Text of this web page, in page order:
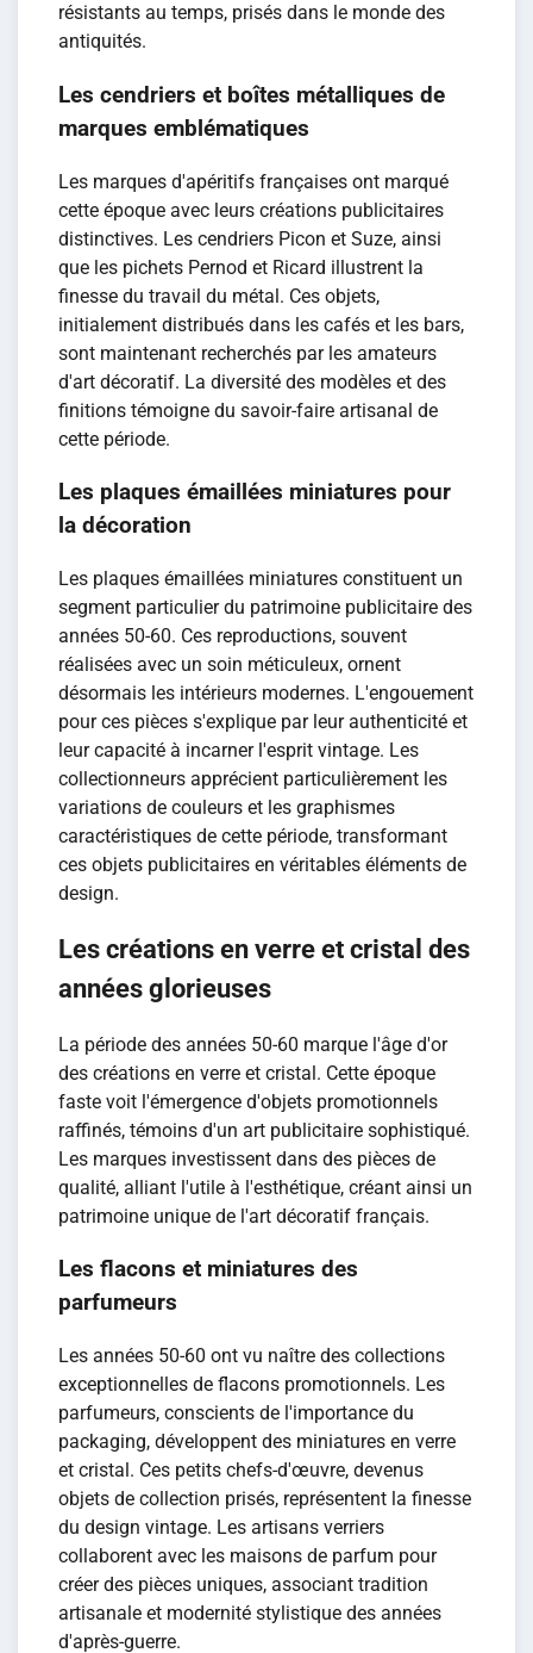
résistants au temps, prisés dans le monde des
antiquités.
Les cendriers et boîtes métalliques de
marques emblématiques
Les marques d'apéritifs françaises ont marqué
cette époque avec leurs créations publicitaires
distinctives. Les cendriers Picon et Suze, ainsi
que les pichets Pernod et Ricard illustrent la
finesse du travail du métal. Ces objets,
initialement distribués dans les cafés et les bars,
sont maintenant recherchés par les amateurs
d'art décoratif. La diversité des modèles et des
finitions témoigne du savoir-faire artisanal de
cette période.
Les plaques émaillées miniatures pour
la décoration
Les plaques émaillées miniatures constituent un
segment particulier du patrimoine publicitaire des
années 50-60. Ces reproductions, souvent
réalisées avec un soin méticuleux, ornent
désormais les intérieurs modernes. L'engouement
pour ces pièces s'explique par leur authenticité et
leur capacité à incarner l'esprit vintage. Les
collectionneurs apprécient particulièrement les
variations de couleurs et les graphismes
caractéristiques de cette période, transformant
ces objets publicitaires en véritables éléments de
design.
Les créations en verre et cristal des
années glorieuses
La période des années 50-60 marque l'âge d'or
des créations en verre et cristal. Cette époque
faste voit l'émergence d'objets promotionnels
raffinés, témoins d'un art publicitaire sophistiqué.
Les marques investissent dans des pièces de
qualité, alliant l'utile à l'esthétique, créant ainsi un
patrimoine unique de l'art décoratif français.
Les flacons et miniatures des
parfumeurs
Les années 50-60 ont vu naître des collections
exceptionnelles de flacons promotionnels. Les
parfumeurs, conscients de l'importance du
packaging, développent des miniatures en verre
et cristal. Ces petits chefs-d'œuvre, devenus
objets de collection prisés, représentent la finesse
du design vintage. Les artisans verriers
collaborent avec les maisons de parfum pour
créer des pièces uniques, associant tradition
artisanale et modernité stylistique des années
d'après-guerre.